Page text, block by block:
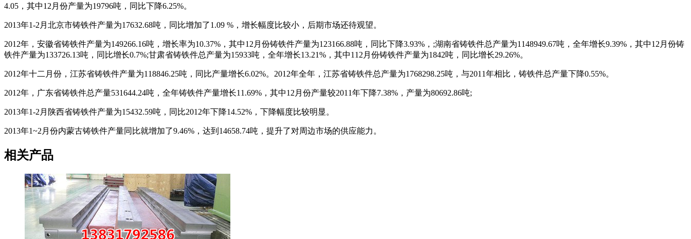
4.05，其中12月份产量为19796吨，同比下降6.25%。
2013年1-2月北京市铸铁件产量为17632.68吨，同比增加了1.09 %，增长幅度比较小，后期市场还待观望。
2012年，安徽省铸铁件产量为149266.16吨，增长率为10.37%，其中12月份铸铁件产量为123166.88吨，同比下降3.93%，;湖南省铸铁件总产量为1148949.67吨，全年增长9.39%，其中12月份铸
铁件产量为133726.13吨，同比增长0.7%;甘肃省铸铁件总产量为15933吨，全年增长13.21%，其中112月份铸铁件产量为1842吨，同比增长29.26%。
2012年十二月份，江苏省铸铁件产量为118846.25吨，同比产量增长6.02%。2012年全年，江苏省铸铁件总产量为1768298.25吨，与2011年相比，铸铁件总产量下降0.55%。
2012年，广东省铸铁件总产量531644.24吨，全年铸铁件产量增长11.69%，其中12月份产量较2011年下降7.38%，产量为80692.86吨;
2013年1-2月陕西省铸铁件产量为15432.59吨，同比2012年下降14.52%，下降幅度比较明显。
2013年1~2月份内蒙古铸铁件产量同比就增加了9.46%，达到14658.74吨，提升了对周边市场的供应能力。
相关产品